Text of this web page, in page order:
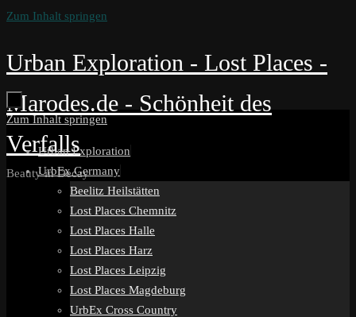
Zum Inhalt springen
Urban Exploration - Lost Places -
Marodes.de - Schönheit des
Verfalls
Beauty in Decay
Zum Inhalt springen
Urban Exploration
UrbEx Germany
Beelitz Heilstätten
Lost Places Chemnitz
Lost Places Halle
Lost Places Harz
Lost Places Leipzig
Lost Places Magdeburg
UrbEx Cross Country